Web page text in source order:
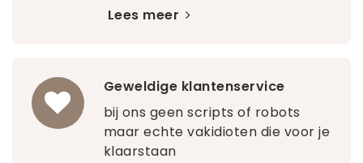
Lees meer
Geweldige klantenservice
bij ons geen scripts of robots
maar echte vakidioten die voor je
klaarstaan